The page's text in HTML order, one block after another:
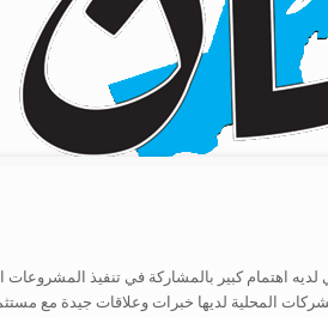
كبير بالمشاركة في تنفيذ المشروعات
المحلية لديها خبرات وعلاقات جيدة